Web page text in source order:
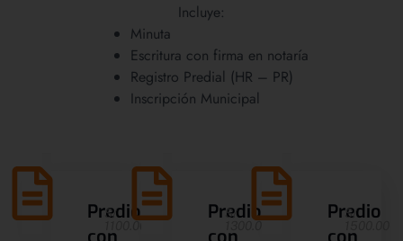
Incluye:
Minuta
Escritura con firma en notaría
Registro Predial (HR – PR)
Inscripción Municipal
Predio
S/
Predio
S/
Predio
S/